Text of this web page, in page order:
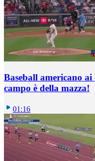
Baseball americano
campo è della mazza!
01:16